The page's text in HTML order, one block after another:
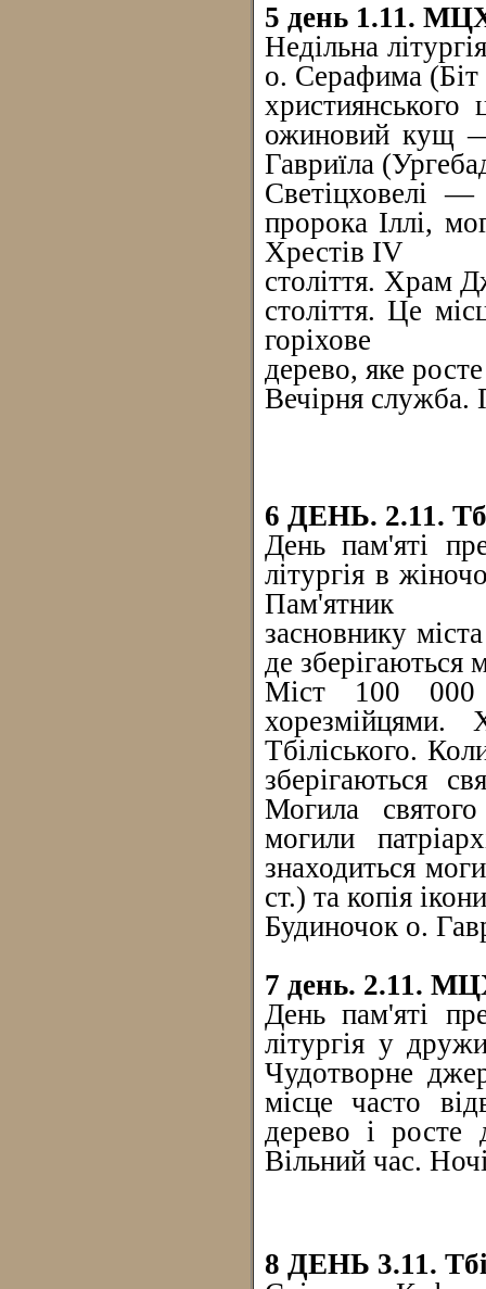
5 день 1.11.
Недільна
о. Серафима
ожиновий кущ —
Гавриїла
Светіцховелі —
пророка Іллі,
Хрестів IV
століття. Храм
століття. Це
горіхове
дерево, яке
Вечірня служба.
6 ДЕНЬ. 2.11.
День пам'яті
літургія в
Пам'ятник
засновнику
де
Міст 100 000
Тбіліського.
зберігаються
Могила
могили
знаходиться
ст.) та копія
Будиночок о.
7 день. 2.11.
День пам'яті
літургія у
Чудотворне
місце часто
дерево і росте
Вільний час.
8 ДЕНЬ 3.11.